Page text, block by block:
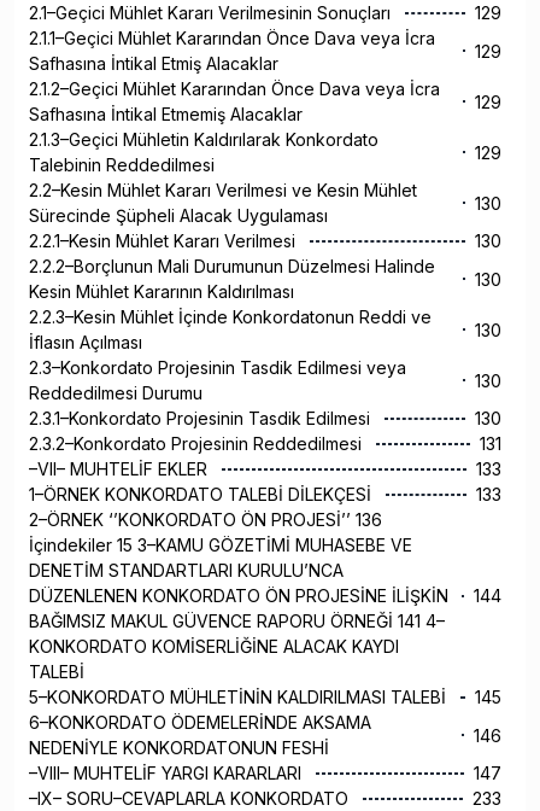
2.1–Geçici Mühlet Kararı Verilmesinin Sonuçları
129
2.1.1–Geçici Mühlet Kararından Önce Dava veya İcra
Safhasına İntikal Etmiş Alacaklar
129
2.1.2–Geçici Mühlet Kararından Önce Dava veya İcra
Safhasına İntikal Etmemiş Alacaklar
129
2.1.3–Geçici Mühletin Kaldırılarak Konkordato
Talebinin Reddedilmesi
129
2.2–Kesin Mühlet Kararı Verilmesi ve Kesin Mühlet
Sürecinde Şüpheli Alacak Uygulaması
130
2.2.1–Kesin Mühlet Kararı Verilmesi
130
2.2.2–Borçlunun Mali Durumunun Düzelmesi Halinde
Kesin Mühlet Kararının Kaldırılması
130
2.2.3–Kesin Mühlet İçinde Konkordatonun Reddi ve
İflasın Açılması
130
2.3–Konkordato Projesinin Tasdik Edilmesi veya
Reddedilmesi Durumu
130
2.3.1–Konkordato Projesinin Tasdik Edilmesi
130
2.3.2–Konkordato Projesinin Reddedilmesi
131
–VII– MUHTELİF EKLER
133
1–ÖRNEK KONKORDATO TALEBİ DİLEKÇESİ
133
2–ÖRNEK ‘’KONKORDATO ÖN PROJESİ’’ 136
İçindekiler 15 3–KAMU GÖZETİMİ MUHASEBE VE
DENETİM STANDARTLARI KURULU’NCA
DÜZENLENEN KONKORDATO ÖN PROJESİNE İLİŞKİN
BAĞIMSIZ MAKUL GÜVENCE RAPORU ÖRNEĞİ 141 4–
KONKORDATO KOMİSERLİĞİNE ALACAK KAYDI
TALEBİ
144
5–KONKORDATO MÜHLETİNİN KALDIRILMASI TALEBİ
145
6–KONKORDATO ÖDEMELERİNDE AKSAMA
NEDENİYLE KONKORDATONUN FESHİ
146
–VIII– MUHTELİF YARGI KARARLARI
147
–IX– SORU–CEVAPLARLA KONKORDATO
233